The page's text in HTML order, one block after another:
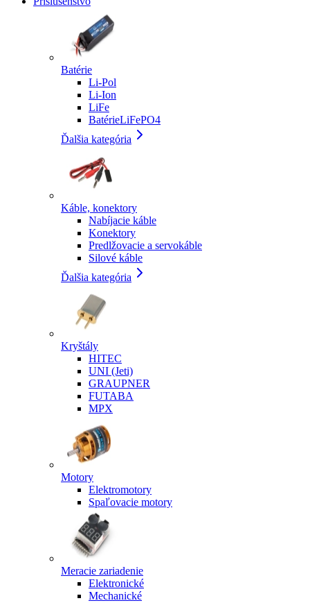
Batérie
Li-Pol
Li-Ion
LiFe
BatérieLiFePO4
Ďalšia kategória
Káble, konektory
Nabíjacie káble
Konektory
Predlžovacie a servokáble
Silové káble
Ďalšia kategória
Kryštály
HITEC
UNI (Jeti)
GRAUPNER
FUTABA
MPX
Motory
Elektromotory
Spaľovacie motory
Meracie zariadenie
Elektronické
Mechanické